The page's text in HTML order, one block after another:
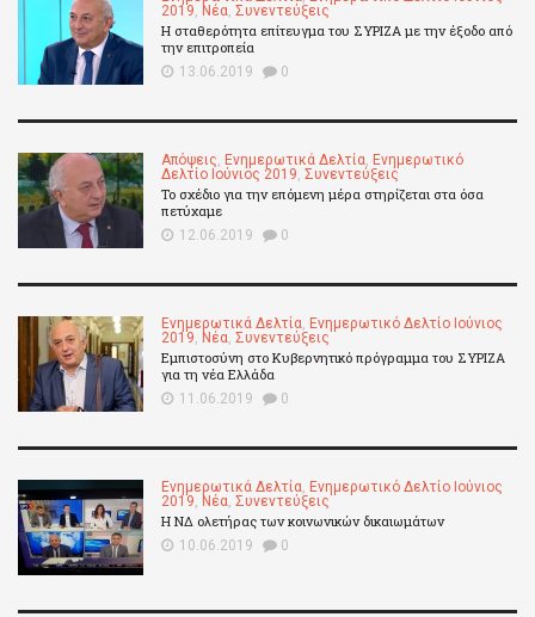
2019, Νέα, Συνεντεύξεις
Η σταθερότητα επίτευγμα του ΣΥΡΙΖΑ με την έξοδο από
την επιτροπεία
13.06.2019 0
Απόψεις, Ενημερωτικά Δελτία, Ενημερωτικό
Δελτίο Ιούνιος 2019, Συνεντεύξεις
Το σχέδιο για την επόμενη μέρα στηρίζεται στα όσα
πετύχαμε
12.06.2019 0
Ενημερωτικά Δελτία, Ενημερωτικό Δελτίο Ιούνιος
2019, Νέα, Συνεντεύξεις
Εμπιστοσύνη στο Κυβερνητικό πρόγραμμα του ΣΥΡΙΖΑ
για τη νέα Ελλάδα
11.06.2019 0
Ενημερωτικά Δελτία, Ενημερωτικό Δελτίο Ιούνιος
2019, Νέα, Συνεντεύξεις
Η ΝΔ ολετήρας των κοινωνικών δικαιωμάτων
10.06.2019 0